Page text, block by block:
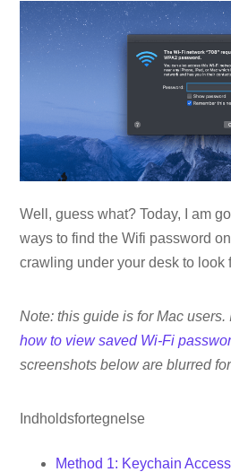
Well, guess what? Today, I am
ways to find the Wifi password
crawling under your desk to look
Note: this guide is for Mac
how to view saved Wi-Fi
screenshots below are blurred
Indholdsfortegnelse
Method 1: Keychain